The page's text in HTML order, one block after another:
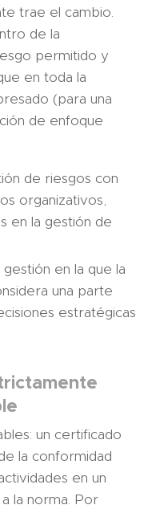
trae el cambio.
de la
permitido y
en toda la
(para una
de enfoque
de riesgos con
organizativos,
en la gestión de
en la que la
una parte
estratégicas
un certificado
la conformidad
en un
la norma. Por